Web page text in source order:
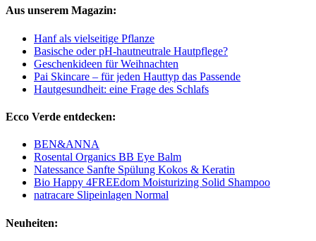
Aus unserem Magazin:
Hanf als vielseitige Pflanze
Basische oder pH-hautneutrale Hautpflege?
Geschenkideen für Weihnachten
Pai Skincare – für jeden Hauttyp das Passende
Hautgesundheit: eine Frage des Schlafs
Ecco Verde entdecken:
BEN&ANNA
Rosental Organics BB Eye Balm
Natessance Sanfte Spülung Kokos & Keratin
Bio Happy 4FREEdom Moisturizing Solid Shampoo
natracare Slipeinlagen Normal
Neuheiten: